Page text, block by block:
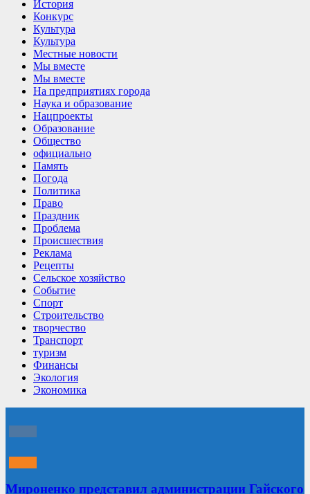
История
Конкурс
Культура
Культура
Местные новости
Мы вместе
Мы вместе
На предприятиях города
Наука и образование
Нацпроекты
Образование
Общество
официально
Память
Погода
Политика
Право
Праздник
Проблема
Происшествия
Реклама
Рецепты
Сельское хозяйство
Событие
Спорт
Строительство
творчество
Транспорт
туризм
Финансы
Экология
Экономика
Мироненко представил администрации Гайского